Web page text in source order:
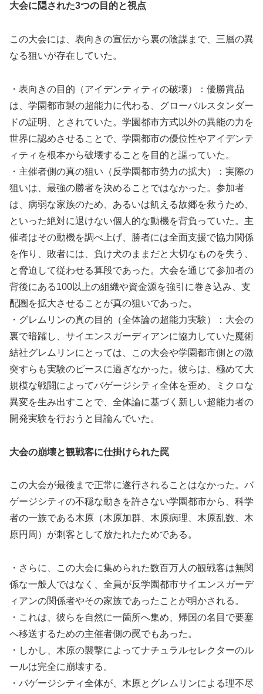
大会に隠された3つの目的と視点
この大会には、表向きの宣伝から裏の陰謀まで、三層の異
なる狙いが存在していた。
・表向きの目的（アイデンティティの破壊）：優勝賞品
は、学園都市製の超能力に代わる、グローバルスタンダー
ドの証明、とされていた。学園都市方式以外の異能の力を
世界に認めさせることで、学園都市の優位性やアイデンテ
ィティを根本から破壊することを目的と謳っていた。
・主催者側の真の狙い（反学園都市勢力の拡大）：実際の
狙いは、最強の勝者を決めることではなかった。参加者
は、病弱な家族のため、あるいは飢える故郷を救うため、
といった絶対に退けない個人的な動機を背負っていた。主
催者はその動機を調べ上げ、勝者には全面支援で協力関係
を作り、敗者には、負け犬のままだと大切なものを失う、
と脅迫して従わせる算段であった。大会を通じて参加者の
背後にある100以上の組織や資金源を強引に巻き込み、支
配圏を拡大させることが真の狙いであった。
・グレムリンの真の目的（全体論の超能力実験）：大会の
裏で暗躍し、サイエンスガーディアンに協力していた魔術
結社グレムリンにとっては、この大会や学園都市側との激
突すらも実験のピースに過ぎなかった。彼らは、極めて大
規模な戦闘によってバゲージシティ全体を歪め、ミクロな
異変を生み出すことで、全体論に基づく新しい超能力者の
開発実験を行おうと目論んでいた。
大会の崩壊と観戦客に仕掛けられた罠
この大会が最後まで正常に遂行されることはなかった。バ
ゲージシティの不穏な動きを許さない学園都市から、科学
者の一族である木原（木原加群、木原病理、木原乱数、木
原円周）が刺客として放たれたためである。
・さらに、この大会に集められた数百万人の観戦客は無関
係な一般人ではなく、全員が反学園都市サイエンスガーデ
ィアンの関係者やその家族であったことが明かされる。
・これは、彼らを自然に一箇所へ集め、帰国の名目で要塞
へ移送するための主催者側の罠でもあった。
・しかし、木原の襲撃によってナチュラルセレクターのル
ールは完全に崩壊する。
・バゲージシティ全体が、木原とグレムリンによる理不尽